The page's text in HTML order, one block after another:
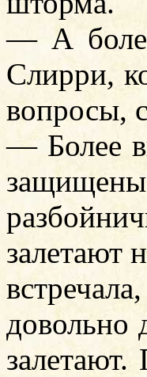
— А
Слирри,
вопросы,
— Более
залетают
довольно